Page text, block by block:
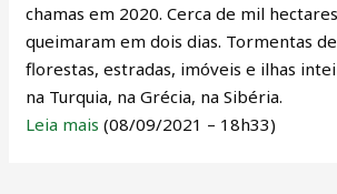
chamas em 2020. Cerca de mil
queimaram em dois dias. Tormentas
florestas, estradas, imóveis e ilhas
na Turquia, na Grécia, na Sibéria.
Leia mais (08/09/2021 – 18h33)